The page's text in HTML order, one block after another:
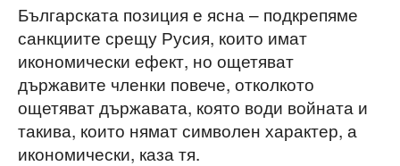
Българската позиция е ясна – подкрепяме
санкциите срещу Русия, които имат
икономически ефект, но ощетяват
държавите членки повече, отколкото
ощетяват държавата, която води войната и
такива, които нямат символен характер, а
икономически, каза тя.